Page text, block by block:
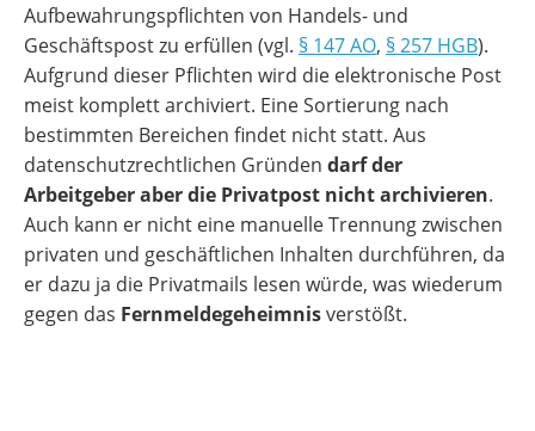
Aufbewahrungspflichten von Handels- und
Geschäftspost zu erfüllen (vgl. § 147 AO, § 257 HGB).
Aufgrund dieser Pflichten wird die elektronische Post
meist komplett archiviert. Eine Sortierung nach
bestimmten Bereichen findet nicht statt. Aus
datenschutzrechtlichen Gründen darf der
Arbeitgeber aber die Privatpost nicht archivieren.
Auch kann er nicht eine manuelle Trennung zwischen
privaten und geschäftlichen Inhalten durchführen, da
er dazu ja die Privatmails lesen würde, was wiederum
gegen das Fernmeldegeheimnisverstößt.